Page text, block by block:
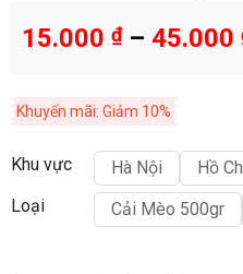
15.000 ₫– 45.000
Khuyến mãi: Giảm 10%
Khu vực Hà Nội
Hồ
Loại
Cải Mèo 500gr